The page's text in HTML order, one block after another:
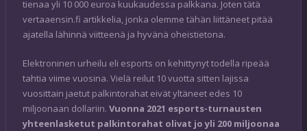
tienaa yli 10 000 euroa kuukaudessa palkkana. Joten tätä
vertaaensin.fi artikkelia, jonka olemme tähän liittäneet pitää
ajatella lähinnä viitteenä ja hyvänä oheistietona.
Elektroninen urheilu eli esports on kehittynyt todella ripeää
tahtia viime vuosina. Vielä reilut 10 vuotta sitten lajissa
vuosittain jaetut palkintorahat eivät yltäneet edes 10
miljoonaan dollariin. Vuonna 2021 esports-turnausten
yhteenlasketut palkintorahat olivat jo yli 200 miljoonaa